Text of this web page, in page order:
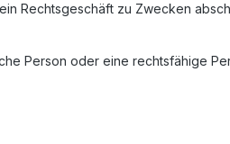
Rechtsgeschäft zu Zwecken
Person oder eine rechtsfähige